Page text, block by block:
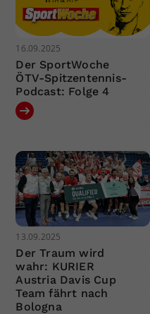
16.09.2025
Der SportWoche
ÖTV-Spitzentennis-
Podcast: Folge 4
13.09.2025
Der Traum wird
wahr: KURIER
Austria Davis Cup
Team fährt nach
Bologna